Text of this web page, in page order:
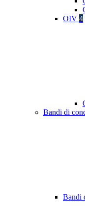
OIV 4
Bandi di
Bandi